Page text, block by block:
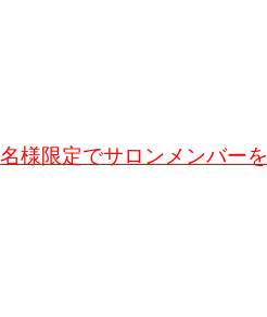
様限定でサロンメンバーを